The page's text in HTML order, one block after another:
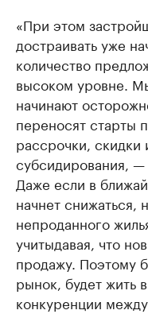
«При этом
достраивать уже
количество
высоком уровне.
начинают
переносят старты
рассрочки,
субсидирования,
Даже если в
начнет снижаться,
непроданного
учитыдавая, что
продажу. Поэтому
рынок, будет жить
конкуренции